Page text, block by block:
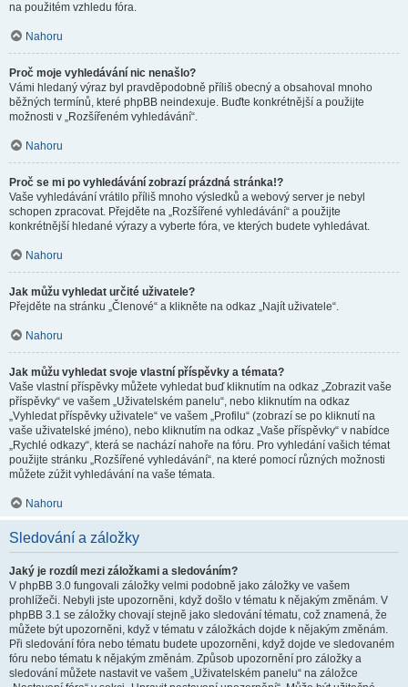
na použitém vzhledu fóra.
Nahoru
Proč moje vyhledávání nic nenašlo?
Vámi hledaný výraz byl pravděpodobně příliš obecný a obsahoval mnoho
běžných termínů, které phpBB neindexuje. Buďte konkrétnější a použijte
možnosti v „Rozšířeném vyhledávání“.
Nahoru
Proč se mi po vyhledávání zobrazí prázdná stránka!?
Vaše vyhledávání vrátilo příliš mnoho výsledků a webový server je nebyl
schopen zpracovat. Přejděte na „Rozšířené vyhledávání“ a použijte
konkrétnější hledané výrazy a vyberte fóra, ve kterých budete vyhledávat.
Nahoru
Jak můžu vyhledat určité uživatele?
Přejděte na stránku „Členové“ a klikněte na odkaz „Najít uživatele“.
Nahoru
Jak můžu vyhledat svoje vlastní příspěvky a témata?
Vaše vlastní příspěvky můžete vyhledat buď kliknutím na odkaz „Zobrazit vaše
příspěvky“ ve vašem „Uživatelském panelu“, nebo kliknutím na odkaz
„Vyhledat příspěvky uživatele“ ve vašem „Profilu“ (zobrazí se po kliknutí na
vaše uživatelské jméno), nebo kliknutím na odkaz „Vaše příspěvky“ v nabídce
„Rychlé odkazy“, která se nachází nahoře na fóru. Pro vyhledání vašich témat
použijte stránku „Rozšířené vyhledávání“, na které pomocí různých možnosti
můžete zúžit vyhledávání na vaše témata.
Nahoru
Sledování a záložky
Jaký je rozdíl mezi záložkami a sledováním?
V phpBB 3.0 fungovali záložky velmi podobně jako záložky ve vašem
prohlížeči. Nebyli jste upozorněni, když došlo v tématu k nějakým změnám. V
phpBB 3.1 se záložky chovají stejně jako sledování tématu, což znamená, že
můžete být upozorněni, když v tématu v záložkách dojde k nějakým změnám.
Při sledování fóra nebo tématu budete upozorněni, když dojde ve sledovaném
fóru nebo tématu k nějakým změnám. Způsob upozornění pro záložky a
sledování můžete nastavit ve vašem „Uživatelském panelu“ na záložce